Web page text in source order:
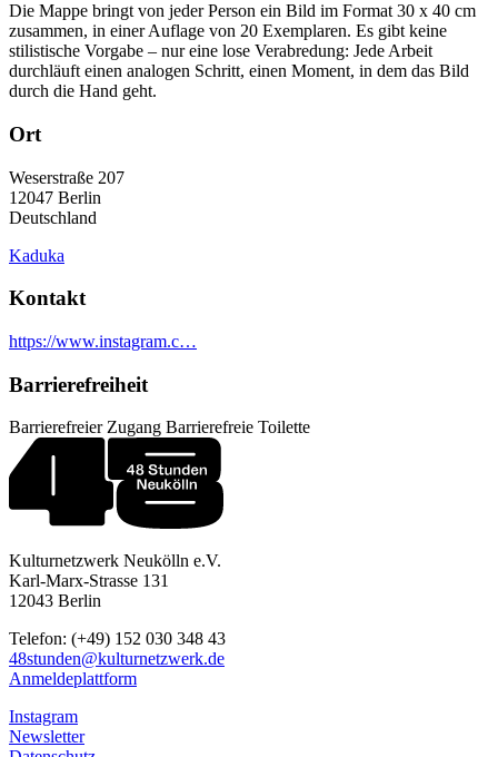
Die Mappe bringt von jeder Person ein Bild im Format 30 x 40 cm
zusammen, in einer Auflage von 20 Exemplaren. Es gibt keine
stilistische Vorgabe – nur eine lose Verabredung: Jede Arbeit
durchläuft einen analogen Schritt, einen Moment, in dem das Bild
durch die Hand geht.
Ort
Weserstraße 207
12047 Berlin
Deutschland
Kaduka
Kontakt
https://www.instagram.c…
Barrierefreiheit
Barrierefreier Zugang Barrierefreie Toilette
Kulturnetzwerk Neukölln e.V.
Karl-Marx-Strasse 131
12043 Berlin
Telefon: (+49) 152 030 348 43
48stunden@kulturnetzwerk.de
Anmeldeplattform
Instagram
Newsletter